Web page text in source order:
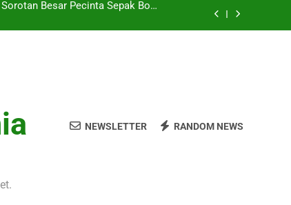
Pukul 01.30 WIB – Nikmati Aksi
WIB Lengkap dengan Preview
Besar Pecinta Sepak Bola
Pukul 01.30 WIB – Nikmati Aksi
Ketinggalan Momen Penting
Melalui Streaming Jalalive
NEWSLETTER RANDOM NEWS